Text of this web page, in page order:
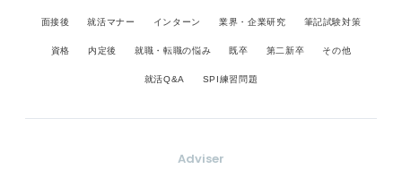
面接後 就活マナー インターン 業界・企業研究 筆記試験対策
資格 内定後 就職・転職の悩み 既卒 第二新卒 その他
就活Q&A SPI練習問題
Adviser